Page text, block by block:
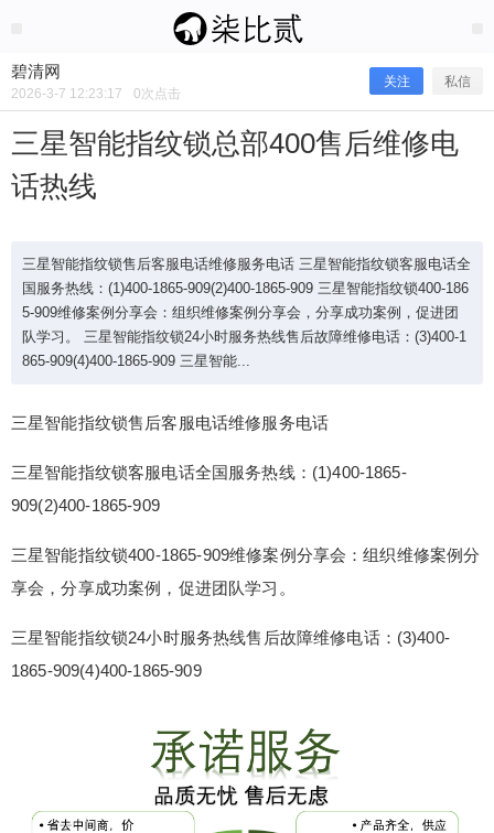
碧清网
2026-3-7 12:23:17 0次点击
关注 私信
三星智能指纹锁总部400售后维修电
话热线
三星智能指纹锁售后客服电话维修服务电话 三星智能指纹锁客服电话全
国服务热线：(1)400-1865-909(2)400-1865-909 三星智能指纹锁400-186
5-909维修案例分享会：组织维修案例分享会，分享成功案例，促进团
队学习。 三星智能指纹锁24小时服务热线售后故障维修电话：(3)400-1
865-909(4)400-1865-909 三星智能...
三星智能指纹锁售后客服电话维修服务电话
三星智能指纹锁客服电话全国服务热线：(1)400-1865-
909(2)400-1865-909
三星智能指纹锁400-1865-909维修案例分享会：组织维修案例分
享会，分享成功案例，促进团队学习。
三星智能指纹锁24小时服务热线售后故障维修电话：(3)400-
1865-909(4)400-1865-909
三星智能指纹锁总部400售后维修电话
三星智能指纹锁售后客服电话维修服务电话 三星智
能指纹锁客服电话全国服务热线：(1)400-1865-909
修案例分享会：组织维修案例分享会，分享成功案
例，促进团队学习。 三星智能指纹锁24小时服务热
线售后故障维修电话：(3)400-1865-909(4)400-186
5-909 三星智能...
扫描二维码继续阅读